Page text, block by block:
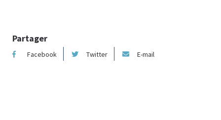
Partager
Facebook Twitter E-mail